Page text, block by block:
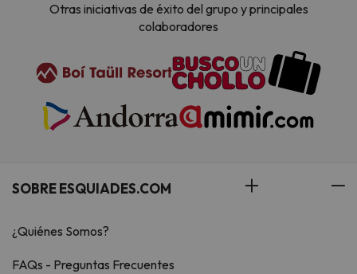
Otras iniciativas de éxito del grupo y principales
colaboradores
SOBRE ESQUIADES.COM
¿Quiénes Somos?
FAQs - Preguntas Frecuentes